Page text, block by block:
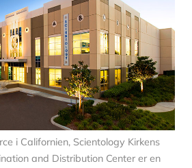
i Californien, Scientology Kirkens
and Distribution Center er en